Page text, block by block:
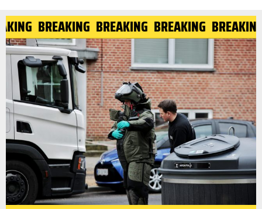
BREAKING BREAKING BREAKING BREAKING